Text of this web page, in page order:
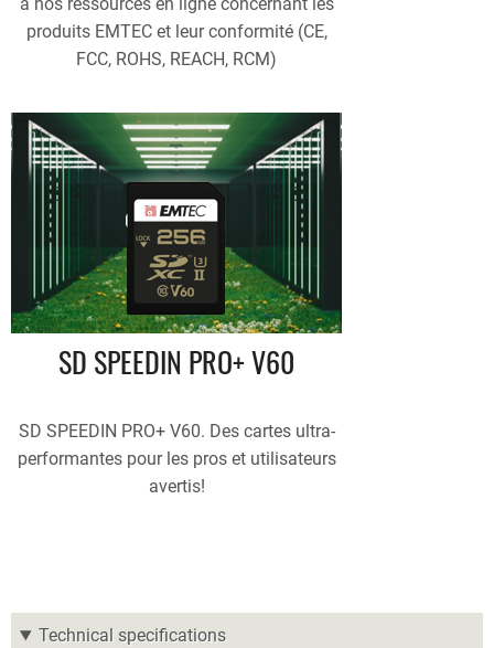
produits EMTEC et leur conformité (CE,
FCC, ROHS, REACH, RCM)
SD SPEEDIN PRO+ V60
SD SPEEDIN PRO+ V60. Des cartes ultra-
performantes pour les pros et utilisateurs
avertis!
Technical specifications